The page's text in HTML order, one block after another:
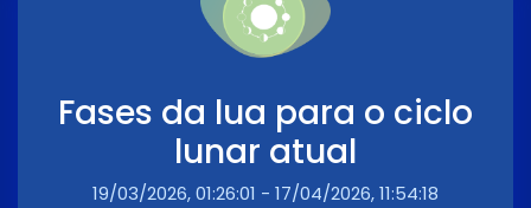
Fases da lua para o ciclo
lunar atual
19/03/2026, 01:26:01 - 17/04/2026, 11:54:18